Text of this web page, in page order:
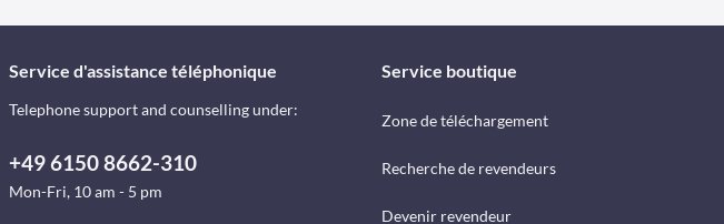
Service d'assistance téléphonique
Telephone support and counselling under:
+49 6150 8662-310
Mon-Fri, 10 am - 5 pm
Service boutique
Zone de téléchargement
Recherche de revendeurs
Devenir revendeur